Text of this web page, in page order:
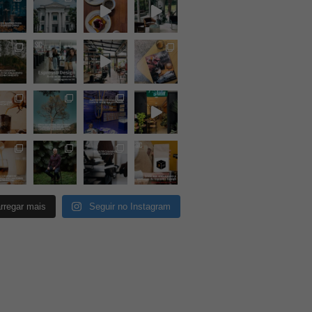
mais Seguir no Instagram